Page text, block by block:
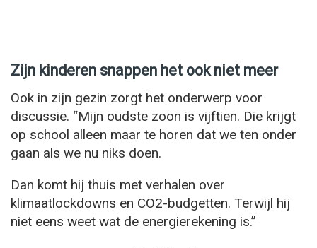
Zijn kinderen snappen het ook niet meer
Ook in zijn gezin zorgt het onderwerp voor
discussie. “Mijn oudste zoon is vijftien. Die krijgt
op school alleen maar te horen dat we ten onder
gaan als we nu niks doen.
Dan komt hij thuis met verhalen over
klimaatlockdowns en CO2-budgetten. Terwijl hij
niet eens weet wat de energierekening is.”